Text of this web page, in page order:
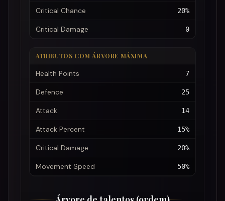
Critical Chance 20%
Critical Damage 0
ATRIBUTOS COM ÁRVORE MÁXIMA
Health Points 7
Defence 25
Attack 14
Attack Percent 15%
Critical Damage 20%
Movement Speed 50%